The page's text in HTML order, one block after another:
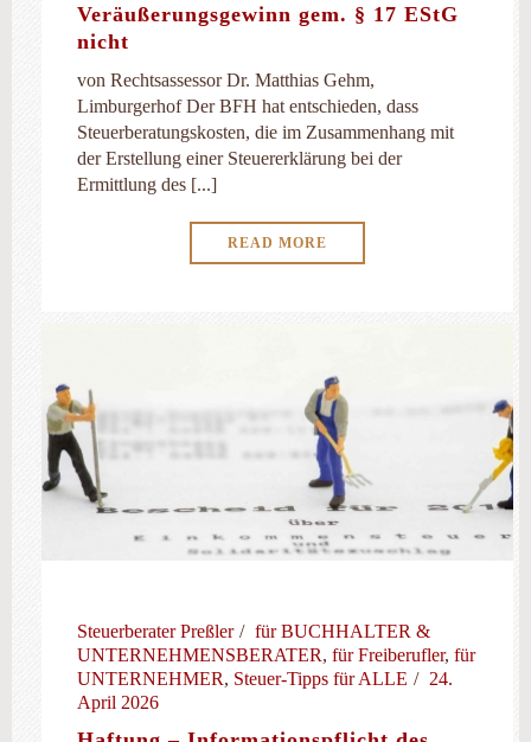
Veräußerungsgewinn gem. § 17 EStG
nicht
von Rechtsassessor Dr. Matthias Gehm,
Limburgerhof Der BFH hat entschieden, dass
Steuerberatungskosten, die im Zusammenhang mit
der Erstellung einer Steuererklärung bei der
Ermittlung des [...]
READ MORE
Steuerberater Preßler
für BUCHHALTER &
UNTERNEHMENSBERATER, für Freiberufler, für
UNTERNEHMER, Steuer-Tipps für ALLE
24.
April 2026